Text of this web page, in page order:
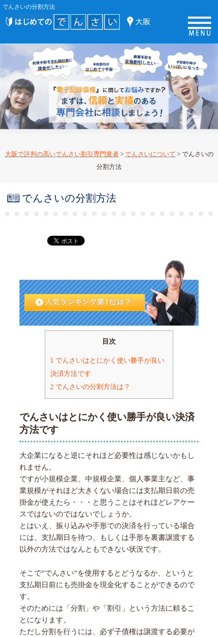
でんさいの分割方法
大阪で評判の高いでんさい割引専門業者> でんさいについて > でんさいの
分割方法
でんさいの分割方法
目次
1 でんさいはとにかく使い勝手が良い
決済方法です
2 でんさいの分割方法は？
でんさいはとにかく使い勝手が良い決済
方法です
大企業になると逆にそれほど必要性は感じないかもし
れません。
ですが小規模企業、中規模企業、個人事業主など、事
業規模がそれほど大きくない場合には支払期日前の売
掛金が使えたら・・・と思うことはそれほどレアケー
スではないのではないでしょうか。
とはいえ、振り込みや手形での決済を行っている場合
には、支払期日を待つ、もしくは手形を裏書譲渡する
以外の方法ではなんともできない状況です。
そこで”でんさい”を使用するとどうなるか、というと
支払期日前にも売掛金を現金化することができるので
す。
そのためには「分割」や「割引」という方法に頼るこ
とになります。
ただし分割を行うには、必ず子債権は譲渡する必要が